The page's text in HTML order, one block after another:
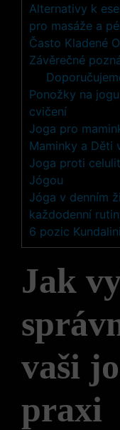
Alternativy k
pro masáže a
Často Kladené
Závěrečné
Ponožky na
cvičení
Joga pro
Maminky a Děti
Joga proti
Jógou
Jóga v denním
každodenní
6 pozic
Jak
vaši
praxi